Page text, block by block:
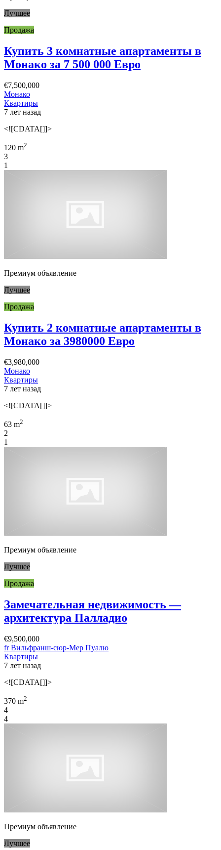
Лучшее
Продажа
Купить 3 комнатные апартаменты в
Монако за 7 500 000 Евро
€7,500,000
Монако
Квартиры
7 лет назад
<![CDATA[]]>
120 m2
3
1
Премиум объявление
Лучшее
Продажа
Купить 2 комнатные апартаменты в
Монако за 3980000 Евро
€3,980,000
Монако
Квартиры
7 лет назад
<![CDATA[]]>
63 m2
2
1
Премиум объявление
Лучшее
Продажа
Замечательная недвижимость —
архитектура Палладио
€9,500,000
fr Вильфранш-сюр-Мер Пуалю
Квартиры
7 лет назад
<![CDATA[]]>
370 m2
4
4
Премиум объявление
Лучшее